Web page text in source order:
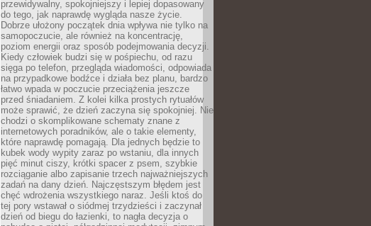
przewidywalny, spokojniejszy i lepiej dopasowany
do tego, jak naprawdę wygląda nasze życie.
Dobrze ułożony początek dnia wpływa nie tylko na
samopoczucie, ale również na koncentrację,
poziom energii oraz sposób podejmowania decyzji.
Kiedy człowiek budzi się w pośpiechu, od razu
sięga po telefon, przegląda wiadomości, odpowiada
na przypadkowe bodźce i działa bez planu, bardzo
łatwo wpada w poczucie przeciążenia jeszcze
przed śniadaniem. Z kolei kilka prostych rytuałów
może sprawić, że dzień zaczyna się spokojniej. Nie
chodzi o skomplikowane schematy znane z
internetowych poradników, ale o takie elementy,
które naprawdę pomagają. Dla jednych będzie to
kubek wody wypity zaraz po wstaniu, dla innych
pięć minut ciszy, krótki spacer z psem, szybkie
rozciąganie albo zapisanie trzech najważniejszych
zadań na dany dzień. Najczęstszym błędem jest
chęć wdrożenia wszystkiego naraz. Jeśli ktoś do
tej pory wstawał o siódmej trzydzieści i zaczynał
dzień od biegu do łazienki, to nagła decyzja o